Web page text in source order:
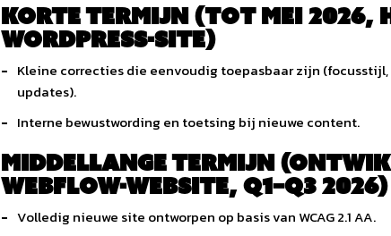
Korte termijn (tot mei 2026,
WordPress-site)
Kleine correcties die eenvoudig toepasbaar zijn
updates).
Interne bewustwording en toetsing bij nieuwe content.
Middellange termijn
Webflow-website, Q1–Q3 2026)
Volledig nieuwe site ontworpen op basis van WCAG 2.1 AA.